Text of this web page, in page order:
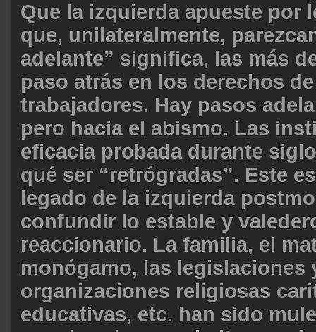
Que la izquierda apueste por
que, unilateralmente,
adelante” significa, las más
paso atrás en los derechos
trabajadores. Hay pasos
pero hacia el abismo. Las
eficacia probada durante
qué ser “retrógradas”. Este
legado de la izquierda
confundir lo estable y
reaccionario. La familia, el
monógamo, las legislaciones
organizaciones religiosas
educativas, etc. han sido